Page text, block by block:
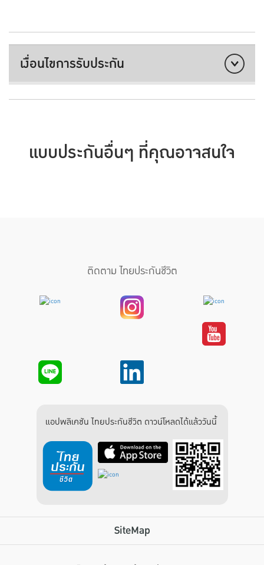
เงื่อนไขการรับประกัน
แบบประกันอื่นๆ ที่คุณอาจสนใจ
ติดตาม ไทยประกันชีวิต
แอปพลิเคชัน ไทยประกันชีวิต ดาวน์โหลดได้แล้ววันนี้
SiteMap